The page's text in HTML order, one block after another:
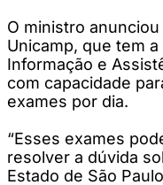
O ministro
Unicamp, que tem
Informação e
com capacidade
exames por dia.
“Esses exames
resolver a dúvida
Estado de São